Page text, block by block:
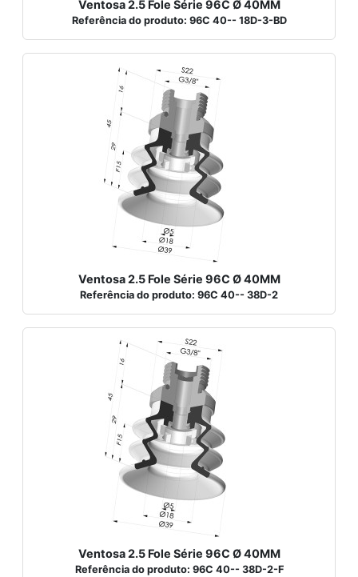
Ventosa 2.5 Fole Série 96C Ø 40MM
Referência do produto: 96C 40-- 18D-3-BD
Ventosa 2.5 Fole Série 96C Ø 40MM
Referência do produto: 96C 40-- 38D-2
Ventosa 2.5 Fole Série 96C Ø 40MM
Referência do produto: 96C 40-- 38D-2-F